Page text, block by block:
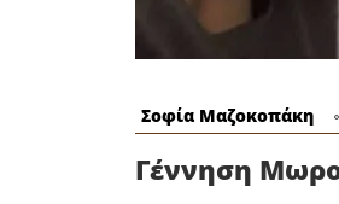
Σοφία Μαζοκοπάκη
Γέννηση